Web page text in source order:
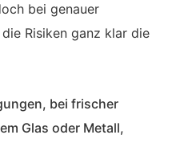
bei genauer
Risiken ganz klar die
bei frischer
Glas oder Metall,